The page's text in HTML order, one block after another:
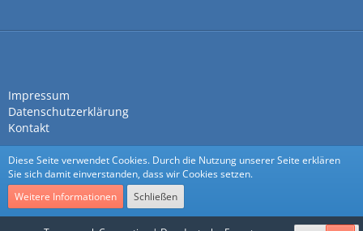
Impressum
Datenschutzerklärung
Kontakt
Community-Software:WoltLab Suite™
Diese Seite verwendet Cookies. Durch die Nutzung unserer Seite erklären
Sie sich damit einverstanden, dass wir Cookies setzen.
Weitere Informationen
Schließen